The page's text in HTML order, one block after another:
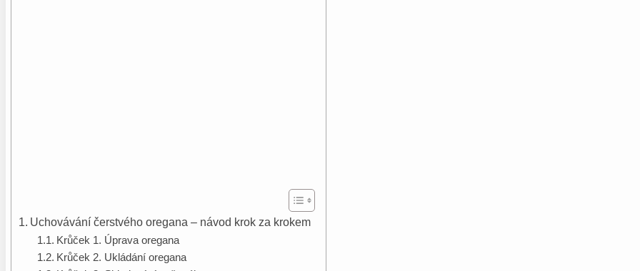
Uchovávání čerstvého oregana – návod krok za krokem
Krůček 1. Úprava oregana
Krůček 2. Ukládání oregana